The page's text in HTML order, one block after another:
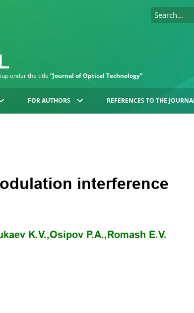
under the title “Journal of Optical Technology”
FOR AUTHORS REFERENCES TO THE
interference
K.V.,Osipov P.A., Romash E.V.